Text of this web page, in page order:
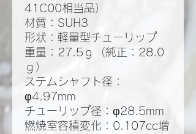
41C00相当品）
材質：SUH3
形状：軽量型チューリップ
重量：27.5ｇ（純正：28.0
ｇ）
ステムシャフト径：
φ4.97mm
チューリップ径：φ28.5mm
燃焼室容積変化：0.107cc増